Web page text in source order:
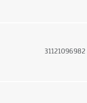
31121096982